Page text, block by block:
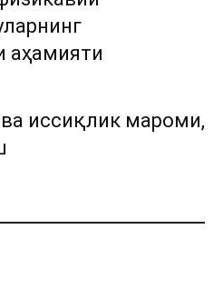
аҳамияти
иссиқлик мароми,